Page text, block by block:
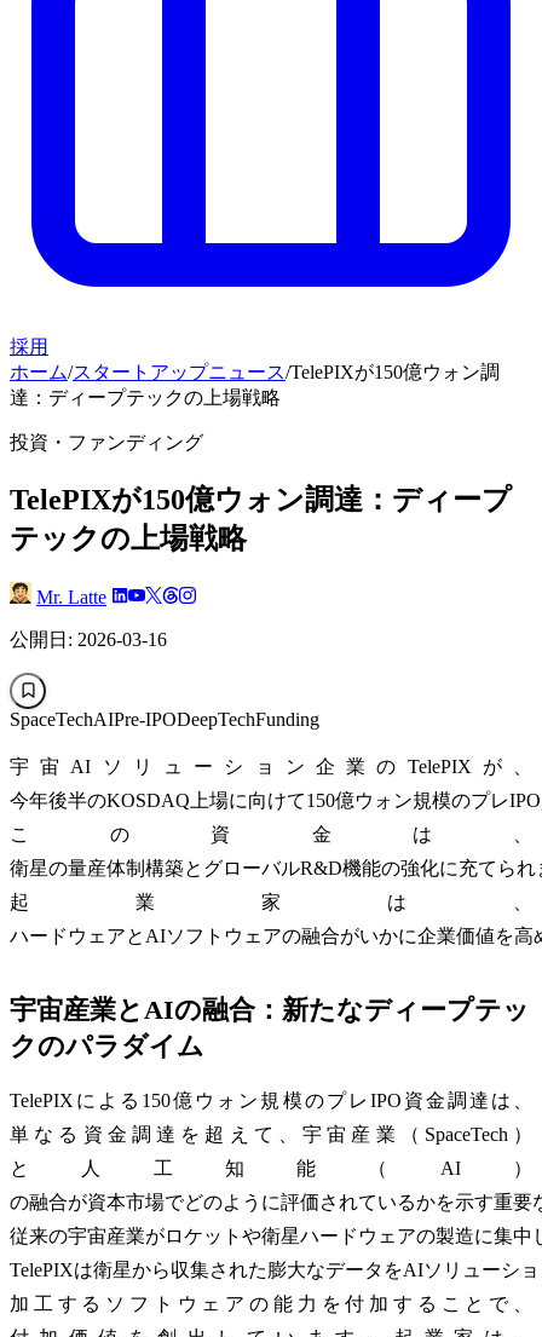
採用
ホーム/スタートアップニュース/TelePIXが150億ウォン調
達：ディープテックの上場戦略
投資・ファンディング
TelePIXが150億ウォン調達：ディープ
テックの上場戦略
Mr. Latte
公開日: 2026-03-16
SpaceTechAIPre-IPODeepTechFunding
宇宙AIソリューション企業のTelePIXが、
今年後半のKOSDAQ上場に向けて150億ウォン規模のプレ
この資金は、
衛星の量産体制構築とグローバルR&D機能の強化に充てられ
起業家は、
ハードウェアとAIソフトウェアの融合がいかに企業価値を高
宇宙産業とAIの融合：新たなディープテッ
クのパラダイム
TelePIXによる150億ウォン規模のプレIPO資金調達は、
単なる資金調達を超えて、宇宙産業（SpaceTech）
と人工知能（AI）
の融合が資本市場でどのように評価されているかを示す重要
従来の宇宙産業がロケットや衛星ハードウェアの製造に集中
TelePIXは衛星から収集された膨大なデータをAIソリューシ
加工するソフトウェアの能力を付加することで、